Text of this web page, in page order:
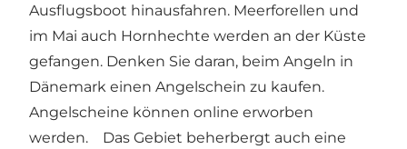
Ausflugsboot hinausfahren. Meerforellen und
im Mai auch Hornhechte werden an der Küste
gefangen. Denken Sie daran, beim Angeln in
Dänemark einen Angelschein zu kaufen.
Angelscheine können online erworben
werden. Das Gebiet beherbergt auch eine